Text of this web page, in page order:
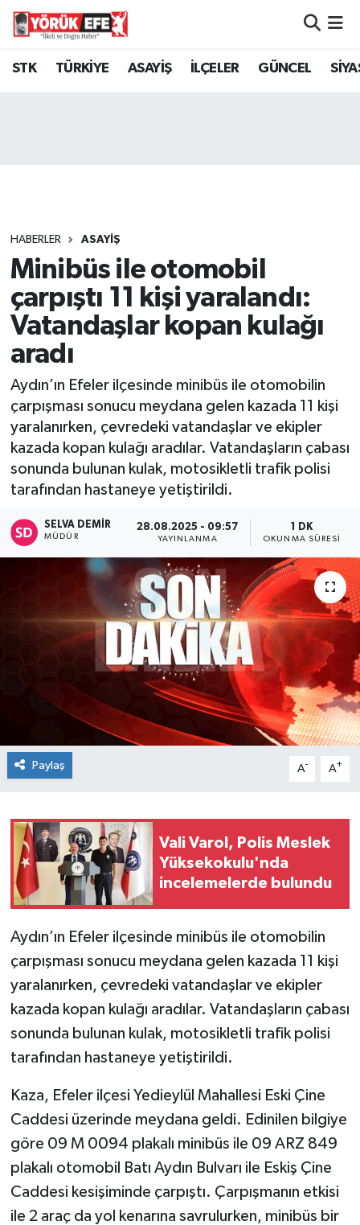
STK TÜRKİYE ASAYİŞ İLÇELER GÜNCEL
HABERLER ASAYİŞ
Minibüs ile otomobil
çarpıştı 11 kişi yaralandı:
Vatandaşlar kopan kulağı
aradı
Aydın’ın Efeler ilçesinde minibüs ile otomobilin
çarpışması sonucu meydana gelen kazada 11 kişi
yaralanırken, çevredeki vatandaşlar ve ekipler
kazada kopan kulağı aradılar. Vatandaşların çabası
sonunda bulunan kulak, motosikletli trafik polisi
tarafından hastaneye yetiştirildi.
SELVA DEMIR
MÜDÜR
28.08.2025 - 09:57
YAYINLANMA
1 DK
OKUNMA SÜRESI
Paylaş A- A+
Vali Varol, Polis Meslek
Yüksekokulu'nda
incelemelerde bulundu
Aydın’ın Efeler ilçesinde minibüs ile otomobilin
çarpışması sonucu meydana gelen kazada 11 kişi
yaralanırken, çevredeki vatandaşlar ve ekipler
kazada kopan kulağı aradılar. Vatandaşların çabası
sonunda bulunan kulak, motosikletli trafik polisi
tarafından hastaneye yetiştirildi.
Kaza, Efeler ilçesi Yedieylül Mahallesi Eski Çine
Caddesi üzerinde meydana geldi. Edinilen bilgiye
göre 09 M 0094 plakalı minibüs ile 09 ARZ 849
plakalı otomobil Batı Aydın Bulvarı ile Eskiş Çine
Caddesi kesişiminde çarpıştı. Çarpışmanın etkisi
ile 2 araç da yol kenarına savrulurken, minibüs bir
Aydın Nöbetçi Eczaneler
Tüm Manşetler
Son Dakika Haberleri
Haber Arşivi